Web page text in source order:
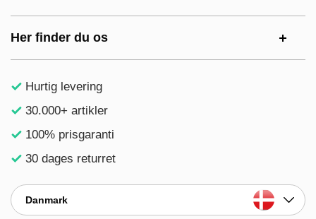
Her finder du os
Hurtig levering
30.000+ artikler
100% prisgaranti
30 dages returret
Danmark